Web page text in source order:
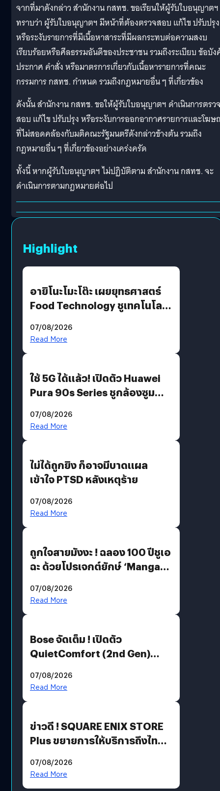
จากที่มาดังกล่าว สำนักงาน กสทช. ขอเรียนให้ผู้รับใบอนุญาตฯ
ทราบว่า ผู้รับใบอนุญาตฯ มีหน้าที่ต้องตรวจสอบ แก้ไข ปรับปรุง
หรือระงับรายการที่มีเนื้อหาสาระที่มีผลกระทบต่อความสงบ
เรียบร้อยหรือศีลธรรมอันดีของประชาชน รวมถึงระเบียบ ข้อบั
ประกาศ คำสั่ง หรือมาตรการเกี่ยวกับเนื้อหารายการที่คณะ
กรรมการ กสทช. กำหนด รวมถึงกฎหมายอื่น ๆ ที่เกี่ยวข้อง
ดังนั้น สำนักงาน กสทช. ขอให้ผู้รับใบอนุญาตฯ ดำเนินการตรว
สอบ แก้ไข ปรับปรุง หรือระงับการออกอากาศรายการและโฆ
ที่ไม่สอดคล้องกับมติคณะรัฐมนตรีดังกล่าวข้างต้น รวมถึง
กฎหมายอื่น ๆ ที่เกี่ยวข้องอย่างเคร่งครัด
ทั้งนี้ หากผู้รับใบอนุญาตฯ ไม่ปฏิบัติตาม สำนักงาน กสทช. จะ
ดำเนินการตามกฎหมายต่อไป
Highlight
อายิโนะโมะโต๊ะ เผยยุทธศาสตร์
Food Technology ชูเทคโนโลยี
บริโภคและ B2B
07/08/2026
Read More
ใช้ 5G ได้แล้ว! เปิดตัว Huawei
Pura 90s Series ชูกล้องซูม
07/08/2026
Read More
ไม่ได้ถูกยิง ก็อาจมีบาดแผล
เข้าใจ PTSD หลังเหตุร้าย
07/08/2026
Read More
ถูกใจสายมังงะ ! ฉลอง 100 ปีชูเอ
ฉะ ด้วยโปรเจกต์ยักษ์ ‘Manga
มีภาษาไทยด้วย
07/08/2026
Read More
Bose จัดเต็ม ! เปิดตัว
QuietComfort (2nd Gen)
07/08/2026
Read More
ข่าวดี ! SQUARE ENIX STORE
Plus ขยายการให้บริการถึงไทย
โดยตรง
07/08/2026
Read More